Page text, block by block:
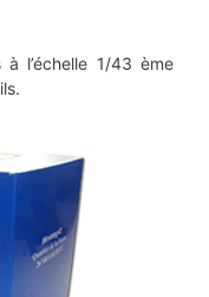
l’échelle 1/43 ème